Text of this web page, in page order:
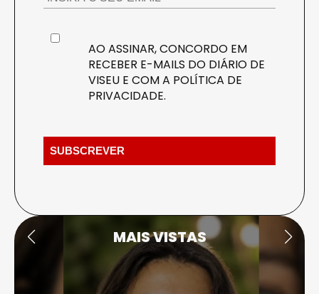
AO ASSINAR, CONCORDO EM
RECEBER E-MAILS DO DIÁRIO DE
VISEU E COM A POLÍTICA DE
PRIVACIDADE.
MAIS VISTAS